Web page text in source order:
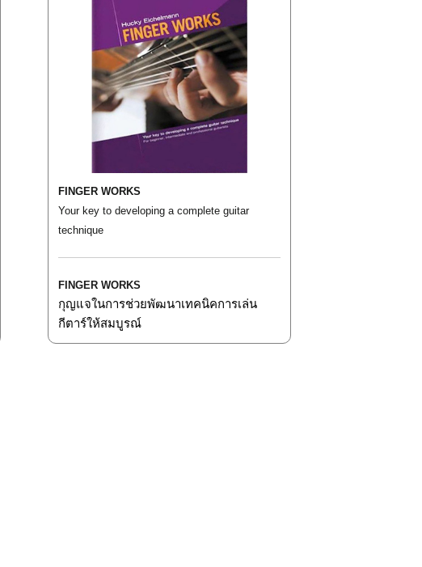
FINGER WORKS
Your key to developing a complete guitar
technique
FINGER WORKS
กุญแจในการช่วยพัฒนาเทคนิคการเล่น
กีตาร์ให้สมบูรณ์